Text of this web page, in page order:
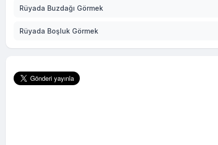
Rüyada Buzdağı Görmek
Rüyada Boşluk Görmek